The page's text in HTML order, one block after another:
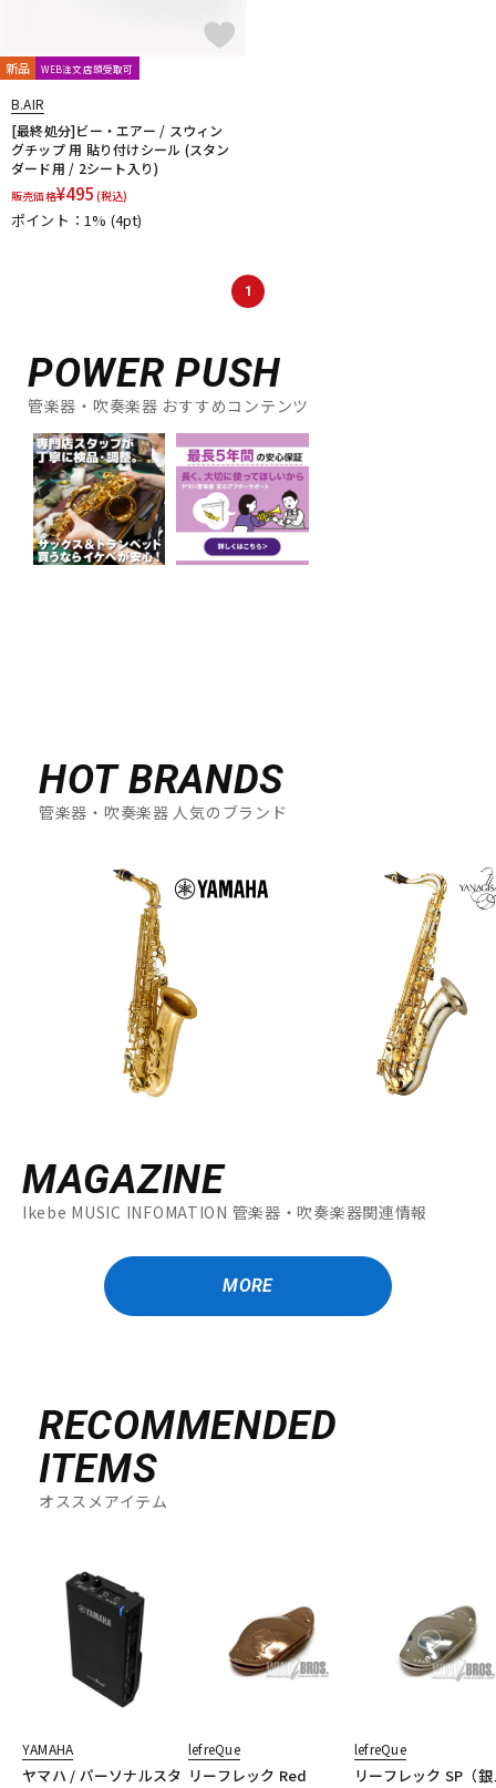
新品 WEB注文店頭受取可
B.AIR
[最終処分]ビー・エアー / スウィン
グチップ 用 貼り付けシール (スタン
ダード用 / 2シート入り)
販売価格¥495 (税込)
ポイント：1% (4pt)
1
POWER PUSH
管楽器・吹奏楽器 おすすめコンテンツ
HOT BRANDS
管楽器・吹奏楽器 人気のブランド
MAGAZINE
Ikebe MUSIC INFOMATION 管楽器・吹奏楽器関連情報
MORE
RECOMMENDED
ITEMS
オススメアイテム
YAMAHA
ヤマハ / パーソナルスタ
lefreQue
リーフレック Red
lefreQue
リーフレック SP（